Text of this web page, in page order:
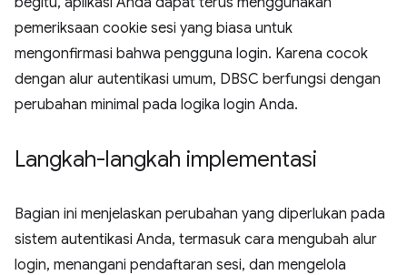
pemeriksaan cookie sesi yang biasa untuk
mengonfirmasi bahwa pengguna login. Karena cocok
dengan alur autentikasi umum, DBSC berfungsi dengan
perubahan minimal pada logika login Anda.
Langkah-langkah implementasi
Bagian ini menjelaskan perubahan yang diperlukan pada
sistem autentikasi Anda, termasuk cara mengubah alur
login, menangani pendaftaran sesi, dan mengelola